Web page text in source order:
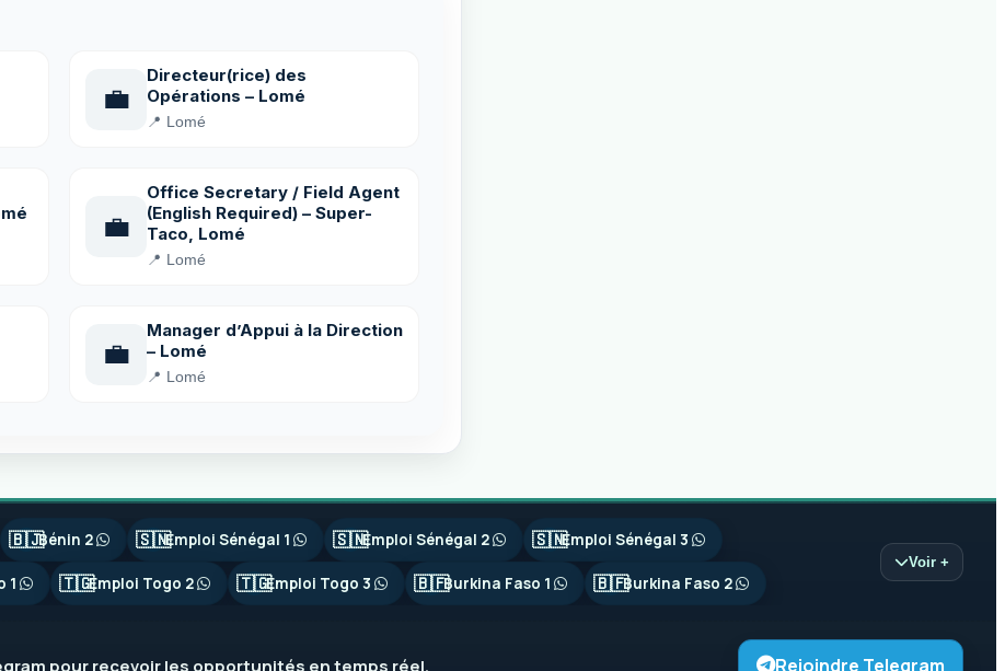
💼
Directeur(rice) des
Opérations – Lomé
📍 Lomé
💼
Office Secretary / Field Agent
(English Required) – Super-
Taco, Lomé
📍 Lomé
💼
Manager d’Appui à la Direction
– Lomé
📍 Lomé
🇧🇯Bénin 2 🇸🇳Emploi Sénégal 1 🇸🇳Emploi Sénégal 2 🇸🇳Emploi Sénégal 3
1 🇹🇬Emploi Togo 2 🇹🇬Emploi Togo 3 🇧🇫Burkina Faso 1 🇧🇫Burkina Faso 2
Voir +
pour recevoir les opportunités en temps réel. Rejoindre Telegram